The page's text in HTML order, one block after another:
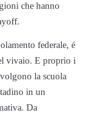
che hanno
federale, é
vivaio. E proprio i
la scuola
in un
Da